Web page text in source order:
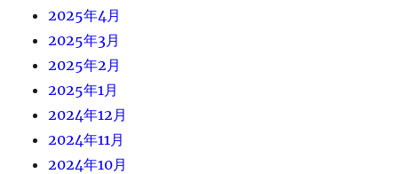
2025年4月
2025年3月
2025年2月
2025年1月
2024年12月
2024年11月
2024年10月